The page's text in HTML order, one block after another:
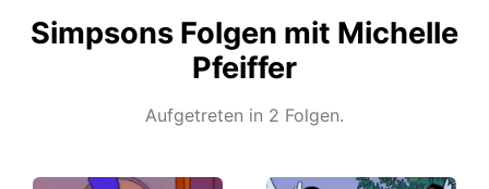
Simpsons Folgen mit Michelle
Pfeiffer
Aufgetreten in 2 Folgen.